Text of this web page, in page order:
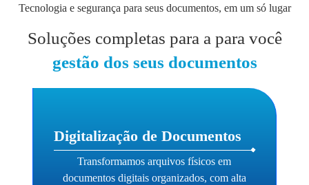
Tecnologia e segurança para seus documentos, em um só lugar
Soluções completas para a para você
gestão dos seus documentos
Digitalização de Documentos
Transformamos arquivos físicos em
documentos digitais organizados, com alta